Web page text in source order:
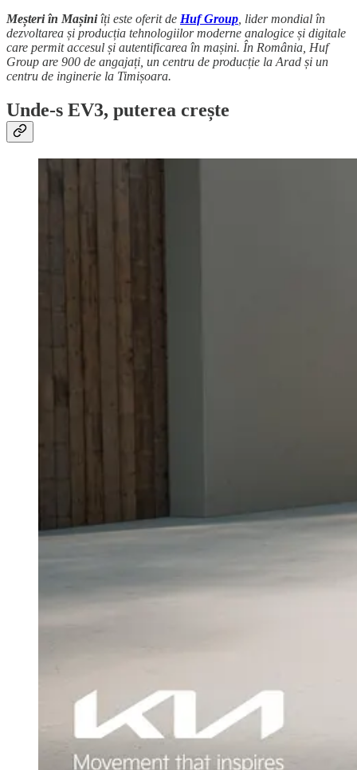
Meșteri în Mașiniîți este oferit de Huf Group , lider mondial în
dezvoltarea și producția tehnologiilor moderne analogice și digitale
care permit accesul și autentificarea în mașini. În România, Huf
Group are 900 de angajați, un centru de producție la Arad și un
centru de inginerie la Timișoara.
Unde-s EV3, puterea crește